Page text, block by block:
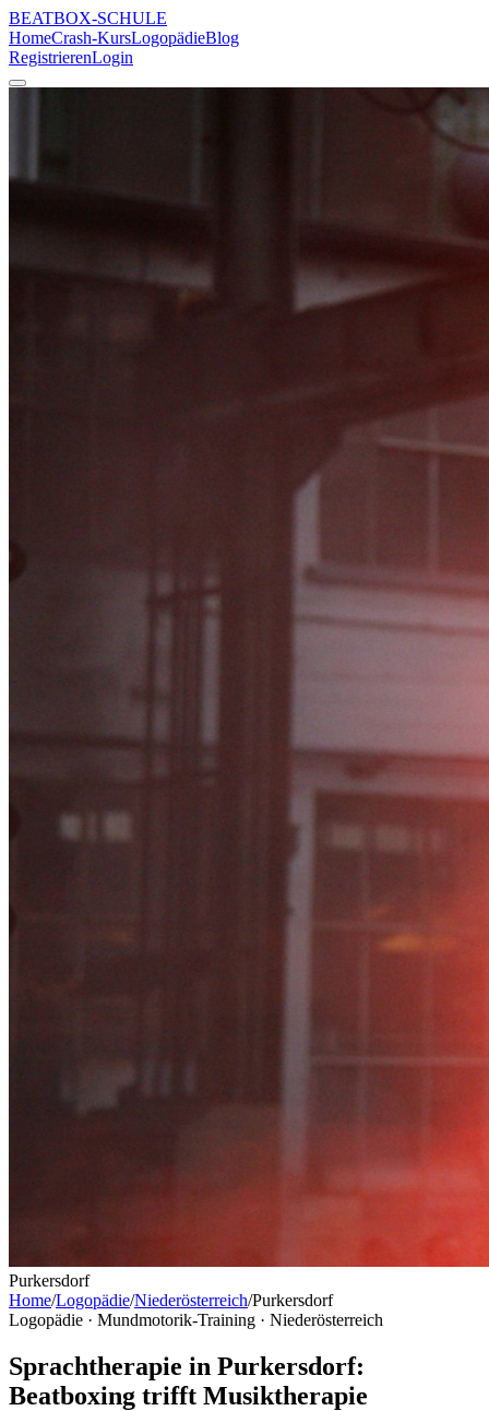
BEATBOX-SCHULE
HomeCrash-KursLogopädieBlog
RegistrierenLogin
Purkersdorf
Home/Logopädie/Niederösterreich/Purkersdorf
Logopädie · Mundmotorik-Training · Niederösterreich
Sprachtherapie in Purkersdorf:
Beatboxing trifft Musiktherapie